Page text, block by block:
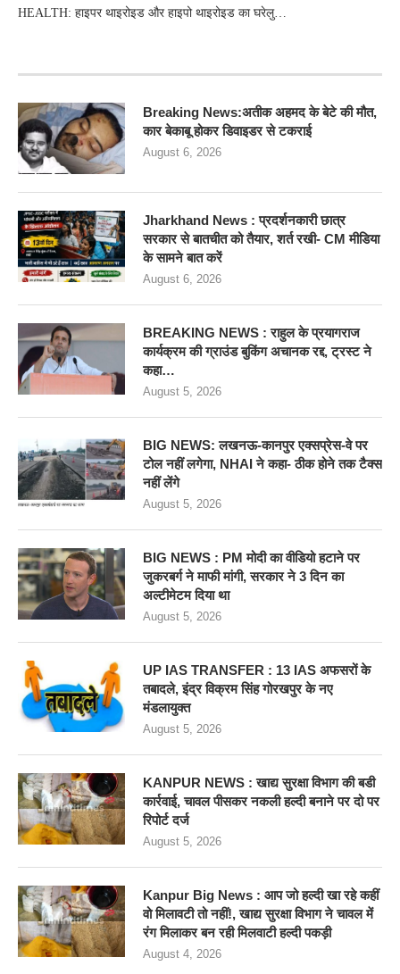
HEALTH: हाइपर थाइरोइड और हाइपो थाइरोइड का घरेलु…
Breaking News:अतीक अहमद के बेटे की मौत,
कार बेकाबू होकर डिवाइडर से टकराई
August 6, 2026
Jharkhand News : प्रदर्शनकारी छात्र
सरकार से बातचीत को तैयार, शर्त रखी- CM मीडिया
के सामने बात करें
August 6, 2026
BREAKING NEWS : राहुल के प्रयागराज
कार्यक्रम की ग्राउंड बुकिंग अचानक रद्द, ट्रस्ट ने
कहा…
August 5, 2026
BIG NEWS: लखनऊ-कानपुर एक्सप्रेस-वे पर
टोल नहीं लगेगा, NHAI ने कहा- ठीक होने तक टैक्स
नहीं लेंगे
August 5, 2026
BIG NEWS : PM मोदी का वीडियो हटाने पर
जुकरबर्ग ने माफी मांगी, सरकार ने 3 दिन का
अल्टीमेटम दिया था
August 5, 2026
UP IAS TRANSFER : 13 IAS अफसरों के
तबादले, इंद्र विक्रम सिंह गोरखपुर के नए
मंडलायुक्त
August 5, 2026
KANPUR NEWS : खाद्य सुरक्षा विभाग की बडी
कार्रवाई, चावल पीसकर नकली हल्दी बनाने पर दो पर
रिपोर्ट दर्ज
August 5, 2026
Kanpur Big News : आप जो हल्दी खा रहे कहीं
वो मिलावटी तो नहीं!, खाद्य सुरक्षा विभाग ने चावल में
रंग मिलाकर बन रही मिलवाटी हल्दी पकड़ी
August 4, 2026